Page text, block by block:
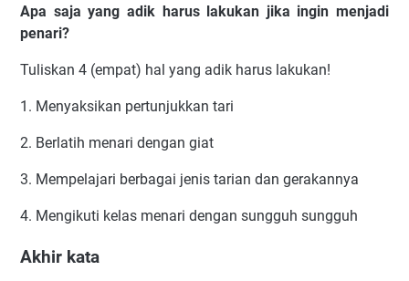
Apa saja yang adik harus lakukan jika ingin menjadi
penari?
Tuliskan 4 (empat) hal yang adik harus lakukan!
1. Menyaksikan pertunjukkan tari
2. Berlatih menari dengan giat
3. Mempelajari berbagai jenis tarian dan gerakannya
4. Mengikuti kelas menari dengan sungguh sungguh
Akhir kata